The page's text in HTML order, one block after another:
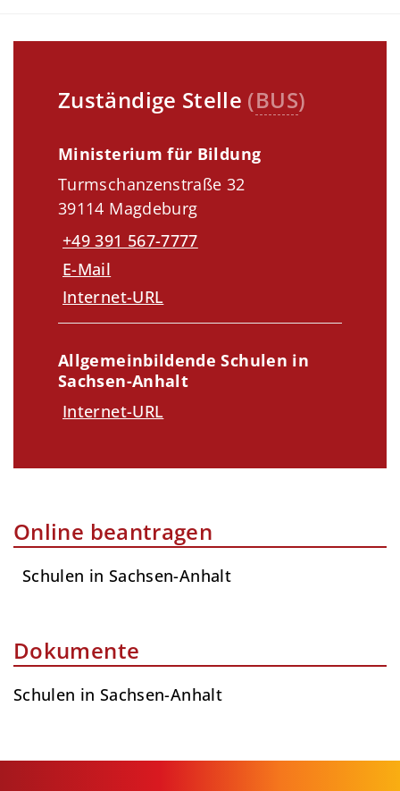
Zuständige Stelle (BUS)
Ministerium für Bildung
Turmschanzenstraße 32
39114 Magdeburg
+49 391 567-7777
E-Mail
Internet-URL
Allgemeinbildende Schulen in
Sachsen-Anhalt
Internet-URL
Online beantragen
Schulen in Sachsen-Anhalt
Dokumente
Schulen in Sachsen-Anhalt